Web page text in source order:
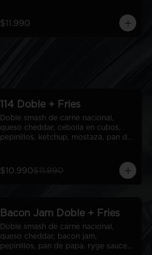
$11.990
114 Doble + Fries
Doble smash de carne nacional,
queso cheddar, cebolla en cubos,
pepinillos, ketchup, mostaza, pan de
$10.990$11.990
Bacon Jam Doble + Fries
Doble smash de carne nacional,
queso cheddar, bacon jam,
pepinillos, pan de papa, ryge sauce +